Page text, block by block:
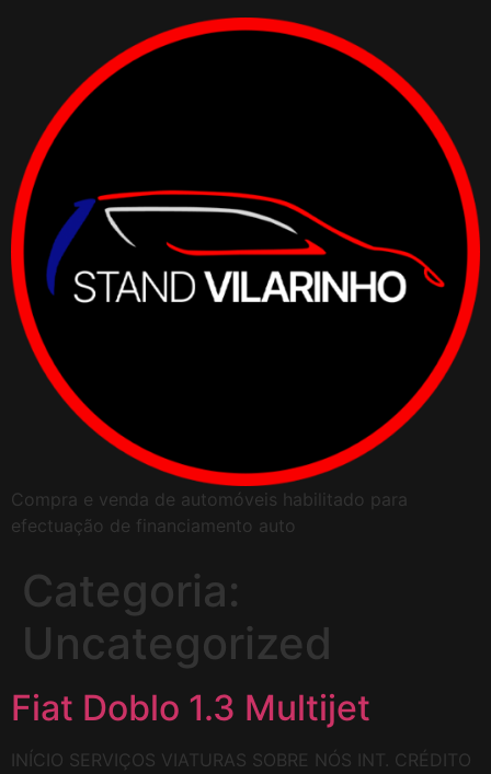
Compra e venda de automóveis habilitado para
efectuação de financiamento auto
Categoria:
Uncategorized
Fiat Doblo 1.3 Multijet
INÍCIO SERVIÇOS VIATURAS SOBRE NÓS INT. CRÉDITO